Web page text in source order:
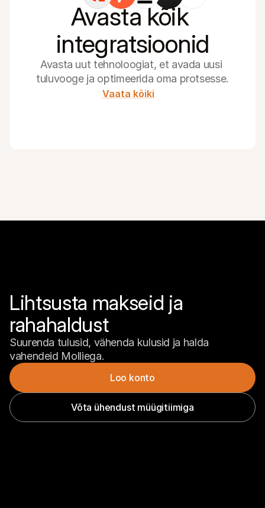
Avasta kõik
integratsioonid
Avasta uut tehnoloogiat, et avada uusi
tuluvooge ja optimeerida oma protsesse.
Vaata kõiki
Lihtsusta makseid ja
rahahaldust
Suurenda tulusid, vähenda kulusid ja halda
vahendeid Molliega.
Loo konto
Võta ühendust müügitiimiga